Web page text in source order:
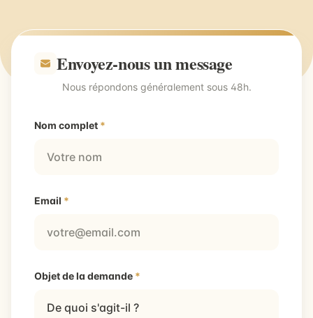
Envoyez-nous un message
Nous répondons généralement sous 48h.
Nom complet *
Email *
Objet de la demande *